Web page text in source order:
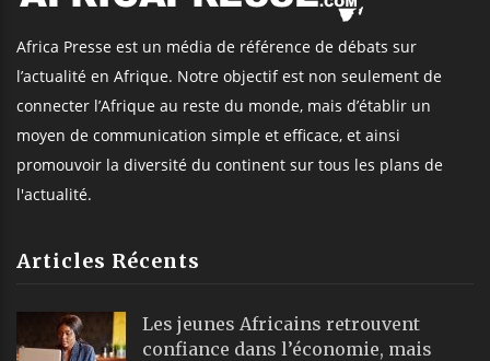
Africa Presse est un média de référence de débats sur
l’actualité en Afrique. Notre objectif est non seulement de
connecter l’Afrique au reste du monde, mais d’établir un
moyen de communication simple et efficace, et ainsi
promouvoir la diversité du continent sur tous les plans de
l'actualité.
Articles Récents
Les jeunes Africains retrouvent
confiance dans l’économie, mais